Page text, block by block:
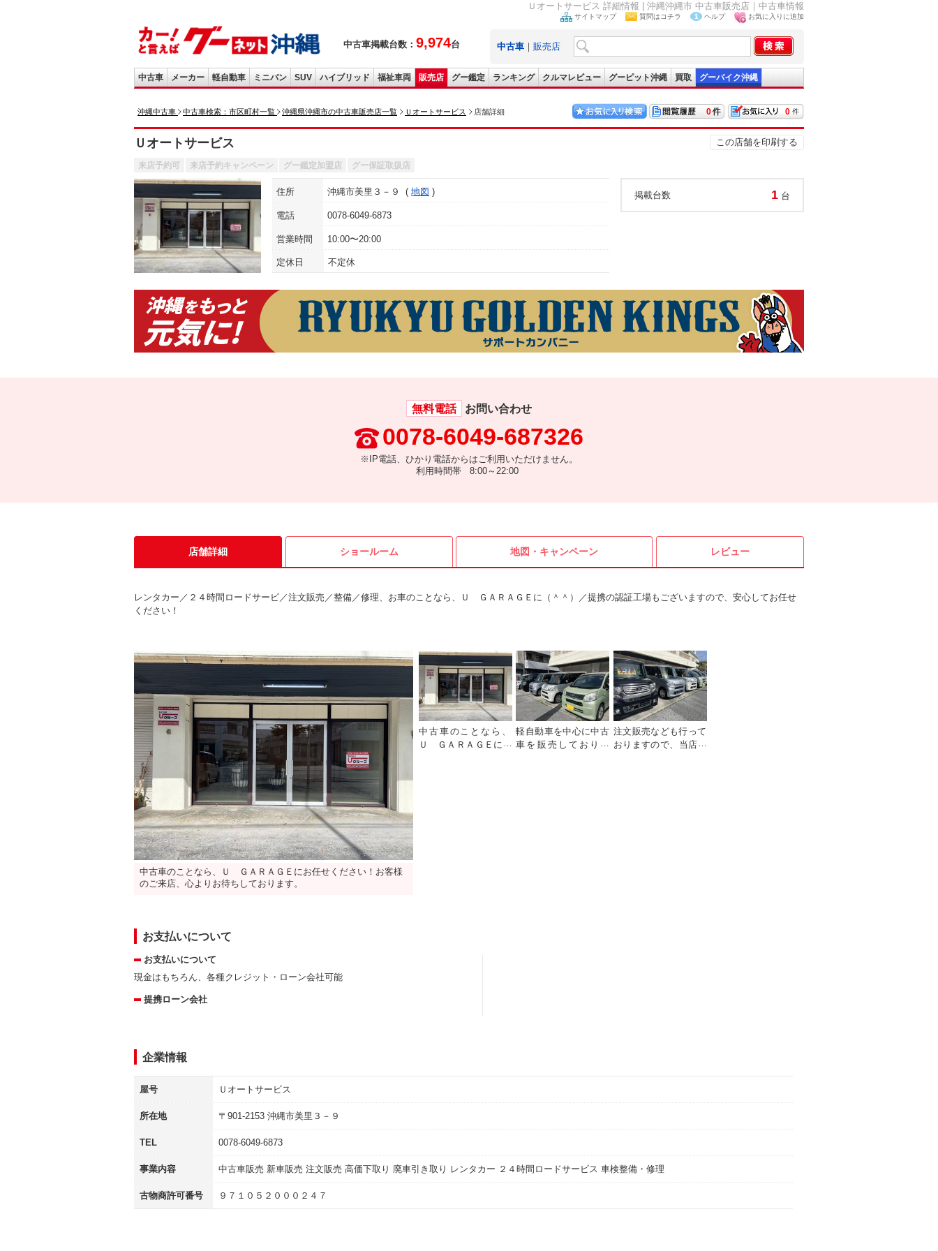
Ｕオートサービス 詳細情報 | 沖縄沖縄市 中古車販売店｜中古車情報
中古車掲載台数： 9,974台
サイトマップ 質問はコチラ ヘルプ お気に入りに追加
中古車 ｜ 販売店
中古車 メーカー 軽自動車 ミニバン SUV ハイブリッド 福祉車両 販売店 グー鑑定 ランキング クルマレビュー グーピット沖縄 買取 グーバイク沖縄
沖縄中古車 中古車検索：市区町村一覧 沖縄県沖縄市の中古車販売店一覧 Ｕオートサービス 店舗詳細 0
0
Ｕオートサービス この店舗を印刷する
来店予約可 来店予約キャンペーン グー鑑定加盟店 グー保証取扱店
住所 沖縄市美里３－９ 地図
電話 0078-6049-6873
営業時間 10:00〜20:00
定休日 不定休
掲載台数 1 台
無料電話 お問い合わせ
0078-6049-687326
※IP電話、ひかり電話からはご利用いただけません。
利用時間帯 8:00～22:00
店舗詳細 ショールーム 地図・ キャンペーン レビュー
レンタカー／２４時間ロードサービ／注文販売／整備／修理、お車のことなら、Ｕ ＧＡＲＡＧＥに（＾＾）／提携の認証工場もございますので、安心してお任せ
ください！
中古車のことなら、Ｕ ＧＡＲＡＧＥにお任せください！お客様
のご来店、心よりお待ちしております。
中古車のことなら、
Ｕ ＧＡＲＡＧＥにお
軽自動車を中心に中古
車を販売しておりま
注文販売なども行って
おりますので、当店に
お支払いについて
お支払いについて
現金はもちろん、各種クレジット・ローン会社可能
提携ローン会社
企業情報
屋号 Ｕオートサービス
所在地 〒 901-2153 沖縄市美里３－９
TEL 0078-6049-6873
事業内容 中古車販売 新車販売 注文販売 高価下取り 廃車引き取り レンタカー ２４時間ロードサービス 車検整備・修理
古物商許可番号 ９７１０５２０００２４７